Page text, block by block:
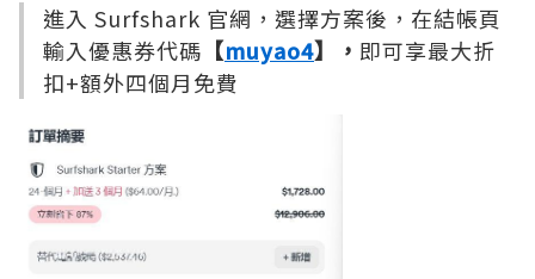
進入 Surfshark 官網，選擇方案後，在結帳頁
輸入優惠券代碼 【muyao4】， 即可享最大折
扣+額外四個月免費